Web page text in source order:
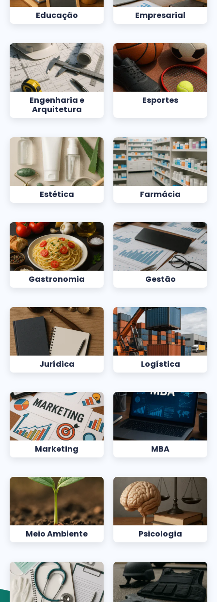
Educação Empresarial
Engenharia e
Arquitetura
Esportes
Estética Farmácia
Gastronomia Gestão
Jurídica Logística
Marketing MBA
Meio Ambiente Psicologia